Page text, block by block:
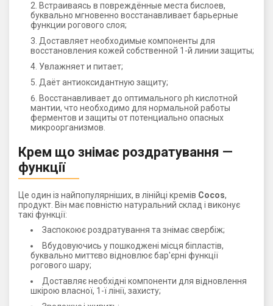
Встраиваясь в повреждённые места бислоев,
буквально мгновенно восстанавливает барьерные
функции рогового слоя;
Доставляет необходимые компоненты для
восстановления кожей собственной 1-й линии защиты;
Увлажняет и питает;
Даёт антиоксидантную защиту;
Восстанавливает до оптимального ph кислотной
мантии, что необходимо для нормальной работы
ферментов и защиты от потенциально опасных
микроорганизмов.
Крем що знімає роздратування —
функції
Це один із найпопулярніших, в лінійці кремів Cocos,
продукт. Він має повністю натуральний склад і виконує
такі функції:
Заспокоює роздратування та знімає свербіж;
Вбудовуючись у пошкоджені місця біпластів,
буквально миттєво відновлює бар'єрні функції
рогового шару;
Доставляє необхідні компоненти для відновлення
шкірою власної, 1-ї лінії, захисту;